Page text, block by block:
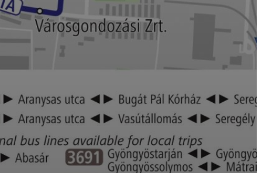
A
KÉPVISELŐ-
TESTÜLET
TÁJÉKOZTATÓK
ÁTLÁTHATÓSÁG
AZ